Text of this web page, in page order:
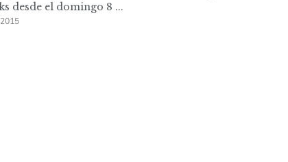
desde el domingo 8 ...